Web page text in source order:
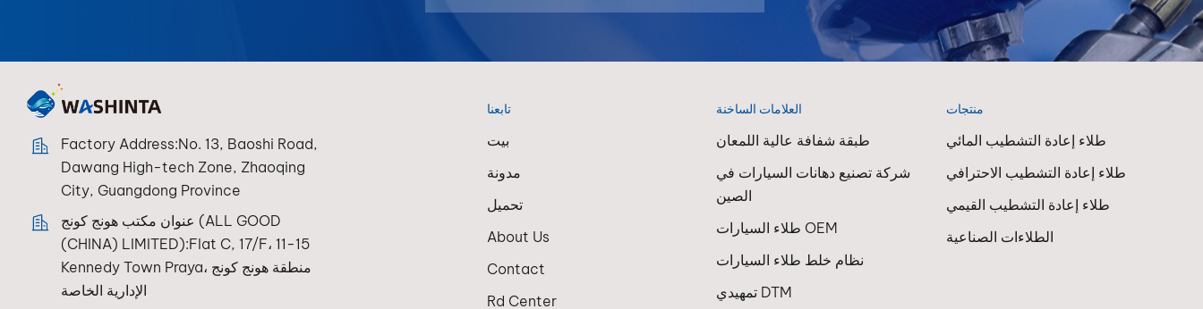
Factory Address:No. 13, Baoshi Road,
Dawang High-tech Zone, Zhaoqing
City, Guangdong Province
عنوان مكتب هونج كونج (ALL GOOD
(CHINA) LIMITED):Flat C, 17/F، 11-15
Kennedy Town Praya، منطقة هونج كونج
الإدارية الخاصة
منتجات
طلاء إعادة التشطيب المائي
طلاء إعادة التشطيب الاحترافي
طلاء إعادة التشطيب القيمي
الطلاءات الصناعية
العلامات الساخنة
طبقة شفافة عالية اللمعان
شركة تصنيع دهانات السيارات في
الصين
طلاء السيارات OEM
نظام خلط طلاء السيارات
تمهيدي DTM
تابعنا
بيت
مدونة
تحميل
About Us
Contact
Rd Center